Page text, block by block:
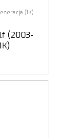
(1K)
(2003-